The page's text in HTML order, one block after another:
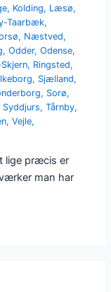
, Kolding, Læsø,
Taarbæk,
, Næstved,
,Odder,Odense,
, Ringsted,
, Sjælland,
, Sorø,
Syddjurs,Tårnby,
,Vejle,
lige præcis er
man har